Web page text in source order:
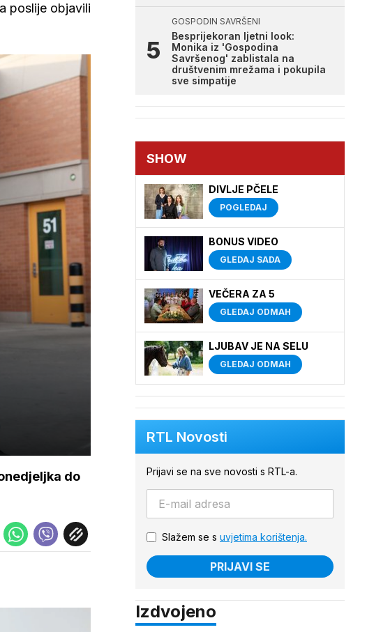
poslije objavili
do
GOSPODIN SAVRŠENI
Besprijekoran ljetni look:
Monika iz 'Gospodina
Savršenog' zablistala na
društvenim mrežama i pokupila
sve simpatije
SHOW
DIVLJE PČELE
POGLEDAJ
BONUS VIDEO
GLEDAJ SADA
VEČERA ZA 5
GLEDAJ ODMAH
LJUBAV JE NA SELU
GLEDAJ ODMAH
RTL Novosti
Prijavi se na sve novosti s RTL-a.
Slažem se s uvjetima korištenja.
PRIJAVI SE
Izdvojeno